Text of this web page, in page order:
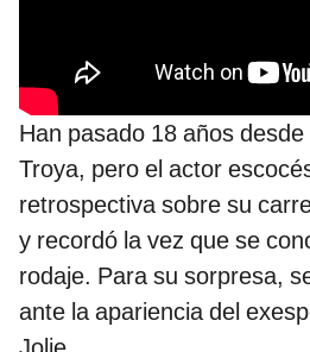
Han pasado 18 años
Troya, pero el actor
retrospectiva sobre su
y recordó la vez que se
rodaje. Para su sorpresa,
ante la apariencia del